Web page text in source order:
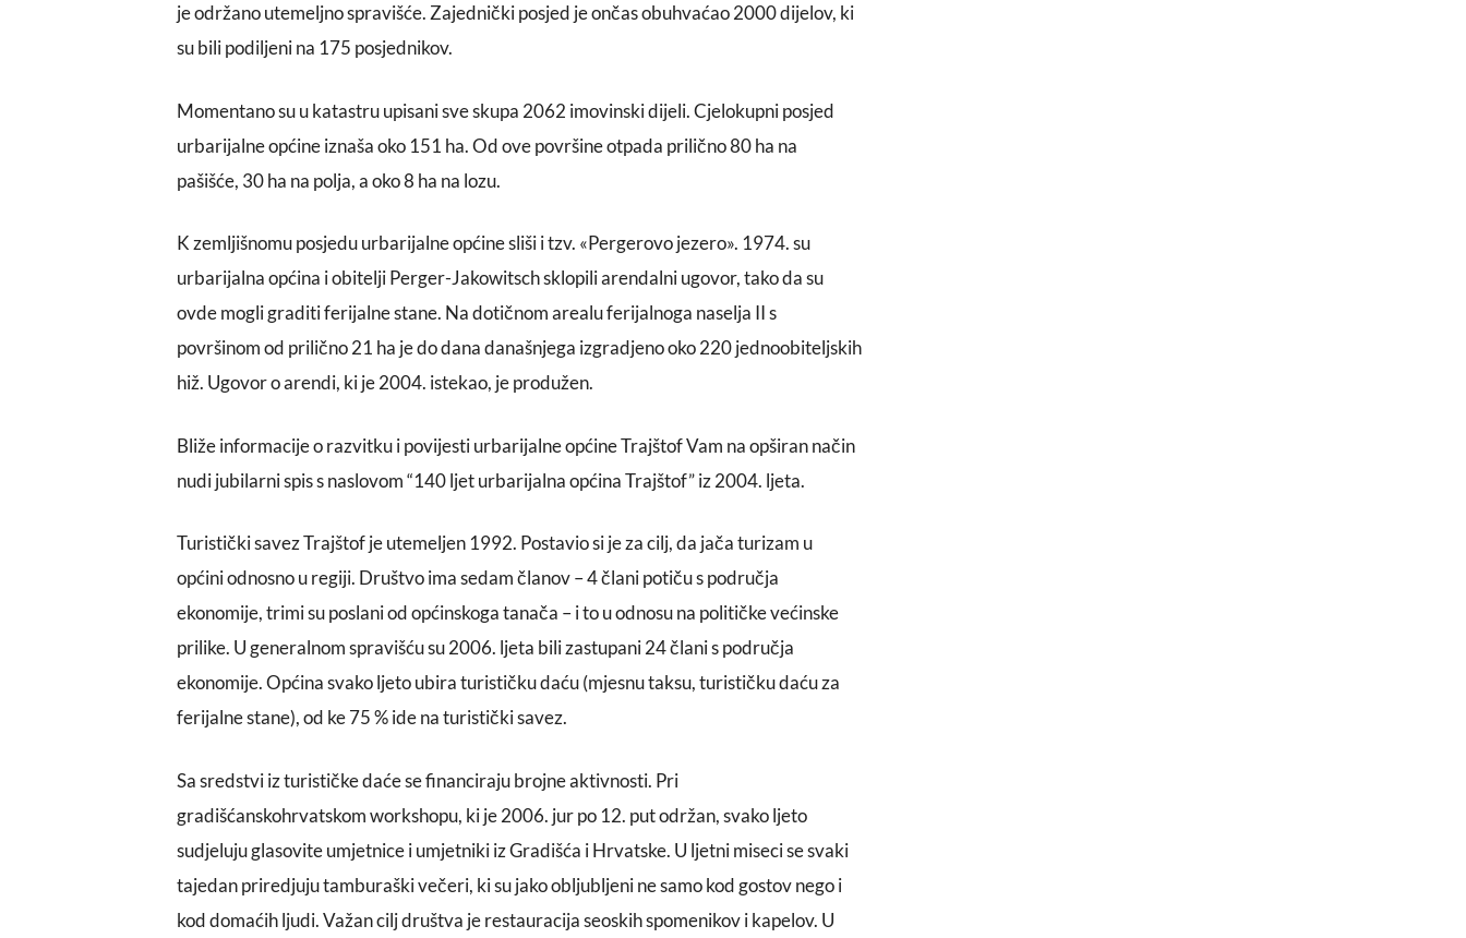
je održano utemeljno spravišće. Zajednički posjed je ončas obuhvaćao 2000 dijelov, ki
su bili podiljeni na 175 posjednikov.
Momentano su u katastru upisani sve skupa 2062 imovinski dijeli. Cjelokupni posjed
urbarijalne općine iznaša oko 151 ha. Od ove površine otpada prilično 80 ha na
pašišće, 30 ha na polja, a oko 8 ha na lozu.
K zemljišnomu posjedu urbarijalne općine sliši i tzv. «Pergerovo jezero». 1974. su
urbarijalna općina i obitelji Perger-Jakowitsch sklopili arendalni ugovor, tako da su
ovde mogli graditi ferijalne stane. Na dotičnom arealu ferijalnoga naselja II s
površinom od prilično 21 ha je do dana današnjega izgradjeno oko 220 jednoobiteljskih
hiž. Ugovor o arendi, ki je 2004. istekao, je produžen.
Bliže informacije o razvitku i povijesti urbarijalne općine Trajštof Vam na opširan način
nudi jubilarni spis s naslovom “140 ljet urbarijalna općina Trajštof” iz 2004. ljeta.
Turistički savez Trajštof je utemeljen 1992. Postavio si je za cilj, da jača turizam u
općini odnosno u regiji. Društvo ima sedam članov – 4 člani potiču s područja
ekonomije, trimi su poslani od općinskoga tanača – i to u odnosu na političke većinske
prilike. U generalnom spravišću su 2006. ljeta bili zastupani 24 člani s područja
ekonomije. Općina svako ljeto ubira turističku daću (mjesnu taksu, turističku daću za
ferijalne stane), od ke 75 % ide na turistički savez.
Sa sredstvi iz turističke daće se financiraju brojne aktivnosti. Pri
gradišćanskohrvatskom workshopu, ki je 2006. jur po 12. put održan, svako ljeto
sudjeluju glasovite umjetnice i umjetniki iz Gradišća i Hrvatske. U ljetni miseci se svaki
tajedan priredjuju tamburaški večeri, ki su jako obljubljeni ne samo kod gostov nego i
kod domaćih ljudi. Važan cilj društva je restauracija seoskih spomenikov i kapelov. U